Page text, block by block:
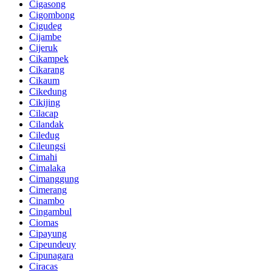
Cigasong
Cigombong
Cigudeg
Cijambe
Cijeruk
Cikampek
Cikarang
Cikaum
Cikedung
Cikijing
Cilacap
Cilandak
Ciledug
Cileungsi
Cimahi
Cimalaka
Cimanggung
Cimerang
Cinambo
Cingambul
Ciomas
Cipayung
Cipeundeuy
Cipunagara
Ciracas